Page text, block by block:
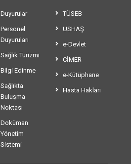
Duyurular
Personel
Duyuruları
Sağlık Turizmi
Bilgi Edinme
Sağlıkta
Buluşma
Noktası
Doküman
Yönetim
Sistemi
TÜSEB
USHAŞ
e-Devlet
CİMER
e-Kütüphane
Hasta Hakları